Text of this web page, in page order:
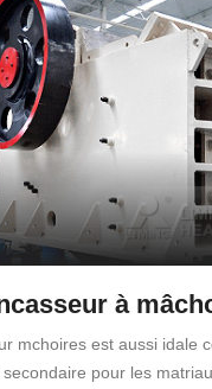
à
mchoires est aussi idale
pour les